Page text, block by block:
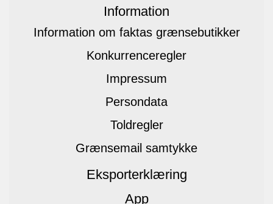
Information
Information om faktas grænsebutikker
Konkurrenceregler
Impressum
Persondata
Toldregler
Grænsemail samtykke
Eksporterklæring
App